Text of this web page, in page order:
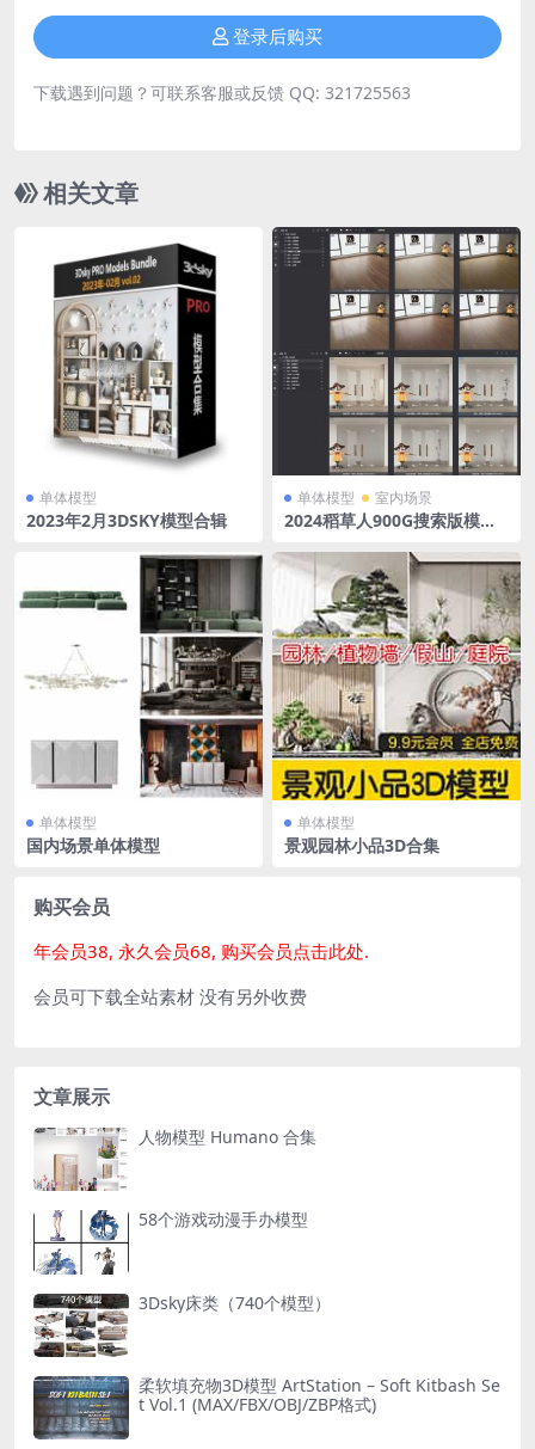
登录后购买
下载遇到问题？可联系客服或反馈 QQ: 321725563
相关文章
单体模型
2023年2月3DSKY模型合辑
单体模型 室内场景
2024稻草人900G搜索版模型
单体模型
国内场景单体模型
单体模型
景观园林小品3D合集
购买会员
年会员38, 永久会员68, 购买会员点击此处.
会员可下载全站素材 没有另外收费
文章展示
人物模型 Humano 合集
58个游戏动漫手办模型
3Dsky床类（740个模型）
柔软填充物3D模型 ArtStation – Soft Kitbash Se
t Vol.1 (MAX/FBX/OBJ/ZBP格式)